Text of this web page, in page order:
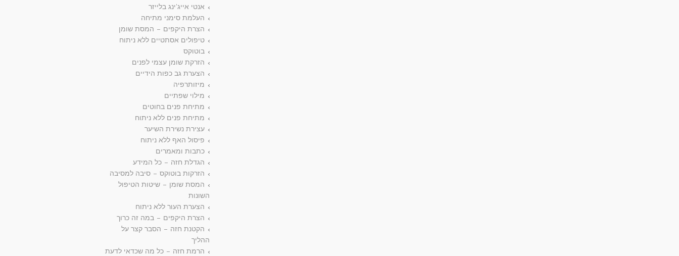
אנטי אייג'ינג בלייזר
העלמת סימני מתיחה
הצרת היקפים – המסת שומן
טיפולים אסתטיים ללא ניתוח
בוטוקס
הזרקת שומן עצמי לפנים
הצערת גב כפות הידיים
מיזותרפיה
מילוי שפתיים
מתיחת פנים בחוטים
מתיחת פנים ללא ניתוח
עצירת נשירת השיער
פיסול האף ללא ניתוח
כתבות ומאמרים
הגדלת חזה – כל המידע
הזרקות בוטוקס – סיבה למסיבה
המסת שומן – שיטות הטיפול
השונות
הצערת העור ללא ניתוח
הצרת היקפים – במה זה כרוך
הקטנת חזה – הסבר קצר על
ההליך
הרמת חזה – כל מה שכדאי לדעת